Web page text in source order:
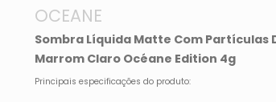
OCEANE
Sombra Líquida Matte Com Partículas
Marrom Claro Océane Edition 4g
Principais especificações do produto: